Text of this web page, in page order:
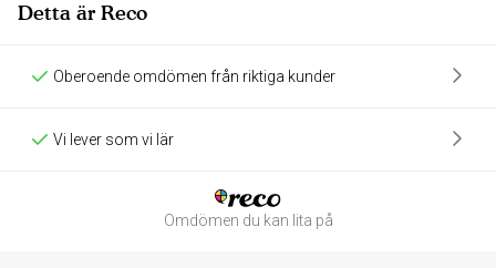
Detta är Reco
Oberoende omdömen från riktiga kunder
Vi lever som vi lär
Omdömen du kan lita på